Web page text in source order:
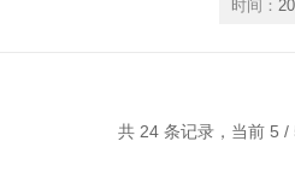
箱制冷
时间：
共 24 条记录，当前 5 /